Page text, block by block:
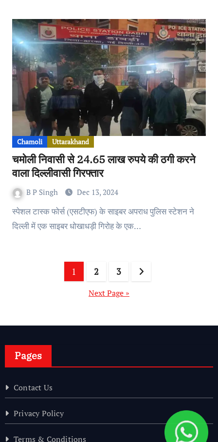
Chamoli Uttarakhand
चमोली निवासी से 24.65 लाख रुपये की ठगी करने
वाला दिल्लीवासी गिरफ्तार
B P Singh Dec 13, 2024
स्पेशल टास्क फोर्स (एसटीएफ) के साइबर अपराध पुलिस स्टेशन ने
दिल्ली में एक साइबर धोखाधड़ी गिरोह के एक…
pagination
1 2 3
Next Page »
Pages
Contact Us
Privacy Policy
Terms & Conditions